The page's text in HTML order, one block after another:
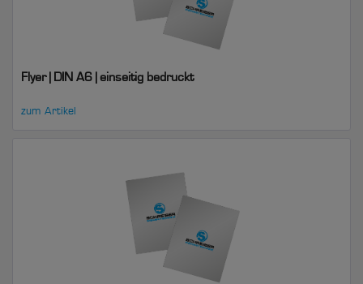
Flyer | DIN A6 | einseitig bedruckt
zum Artikel